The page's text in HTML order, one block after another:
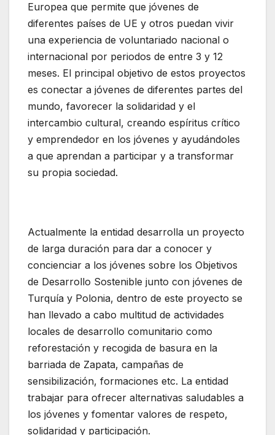
Europea que permite que jóvenes de
diferentes países de UE y otros puedan vivir
una experiencia de voluntariado nacional o
internacional por periodos de entre 3 y 12
meses. El principal objetivo de estos proyectos
es conectar a jóvenes de diferentes partes del
mundo, favorecer la solidaridad y el
intercambio cultural, creando espíritus crítico
y emprendedor en los jóvenes y ayudándoles
a que aprendan a participar y a transformar
su propia sociedad.
Actualmente la entidad desarrolla un proyecto
de larga duración para dar a conocer y
concienciar a los jóvenes sobre los Objetivos
de Desarrollo Sostenible junto con jóvenes de
Turquía y Polonia, dentro de este proyecto se
han llevado a cabo multitud de actividades
locales de desarrollo comunitario como
reforestación y recogida de basura en la
barriada de Zapata, campañas de
sensibilización, formaciones etc. La entidad
trabajar para ofrecer alternativas saludables a
los jóvenes y fomentar valores de respeto,
solidaridad y participación.